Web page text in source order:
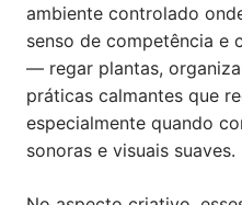
ambiente controlado
senso de competência e
— regar plantas,
práticas calmantes que
especialmente quando
sonoras e visuais suaves.